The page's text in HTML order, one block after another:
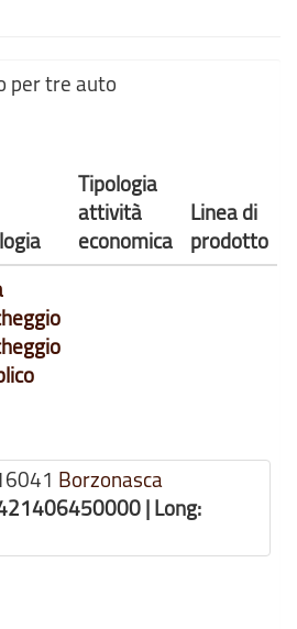
per tre auto
Tipologia
attività
economica
Linea di
prodotto
Borzonasca
| Long: